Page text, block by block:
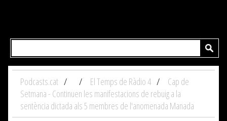
Podcasts.cat El Temps de Ràdio 4
Cap de
Setmana - Continuen les manifestacions de rebuig a la
sentència dictada als 5 membres de l'anomenada Manada